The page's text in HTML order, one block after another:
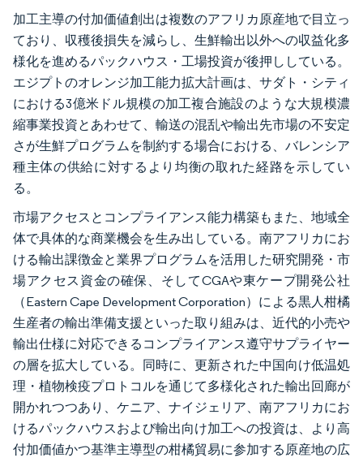
加工主導の付加価値創出は複数のアフリカ原産地で目立っ
ており、収穫後損失を減らし、生鮮輸出以外への収益化多
様化を進めるパックハウス・工場投資が後押ししている。
エジプトのオレンジ加工能力拡大計画は、サダト・シティ
における3億米ドル規模の加工複合施設のような大規模濃
縮事業投資とあわせて、輸送の混乱や輸出先市場の不安定
さが生鮮プログラムを制約する場合における、バレンシア
種主体の供給に対するより均衡の取れた経路を示してい
る。
市場アクセスとコンプライアンス能力構築もまた、地域全
体で具体的な商業機会を生み出している。南アフリカにお
ける輸出課徴金と業界プログラムを活用した研究開発・市
場アクセス資金の確保、そしてCGAや東ケープ開発公社
（Eastern Cape Development Corporation）による黒人柑橘
生産者の輸出準備支援といった取り組みは、近代的小売や
輸出仕様に対応できるコンプライアンス遵守サプライヤー
の層を拡大している。同時に、更新された中国向け低温処
理・植物検疫プロトコルを通じて多様化された輸出回廊が
開かれつつあり、ケニア、ナイジェリア、南アフリカにお
けるパックハウスおよび輸出向け加工への投資は、より高
付加価値かつ基準主導型の柑橘貿易に参加する原産地の広